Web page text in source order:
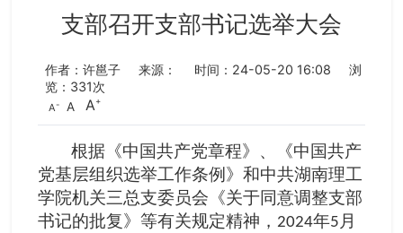
支部召开支部书记选举大会
作者：许邕子 来源： 时间：24-05-20 16:08
浏
览： 331次
A A A
根据《中国共产党章程》、《中国共产
党基层组织选举工作条例》和中共湖南理工
学院机关三总支委员会《关于同意调整支部
书记的批复》等有关规定精神， 2024年5 月